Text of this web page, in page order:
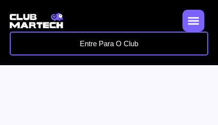
Entre Para O Club